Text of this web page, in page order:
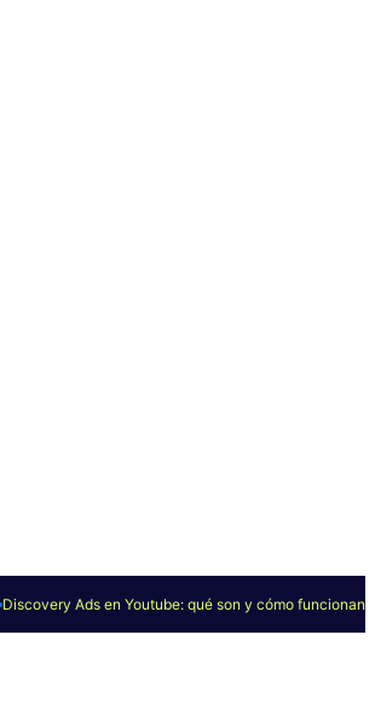
Discovery Ads en Youtube: qué son y cómo funcionan